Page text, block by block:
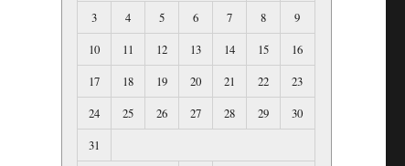
3
4 5 6 7 8
9
10
11 12 13 14 15
16
17
18 19 20 21 22
23
24
25 26 27 28 29
30
31